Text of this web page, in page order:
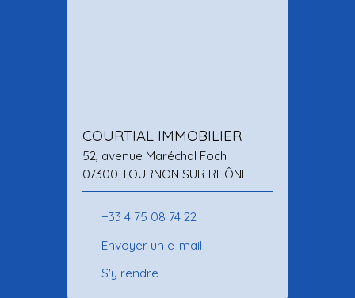
COURTIAL IMMOBILIER
52, avenue Maréchal Foch
07300 TOURNON SUR RHÔNE
+33 4 75 08 74 22
Envoyer un e-mail
S'y rendre